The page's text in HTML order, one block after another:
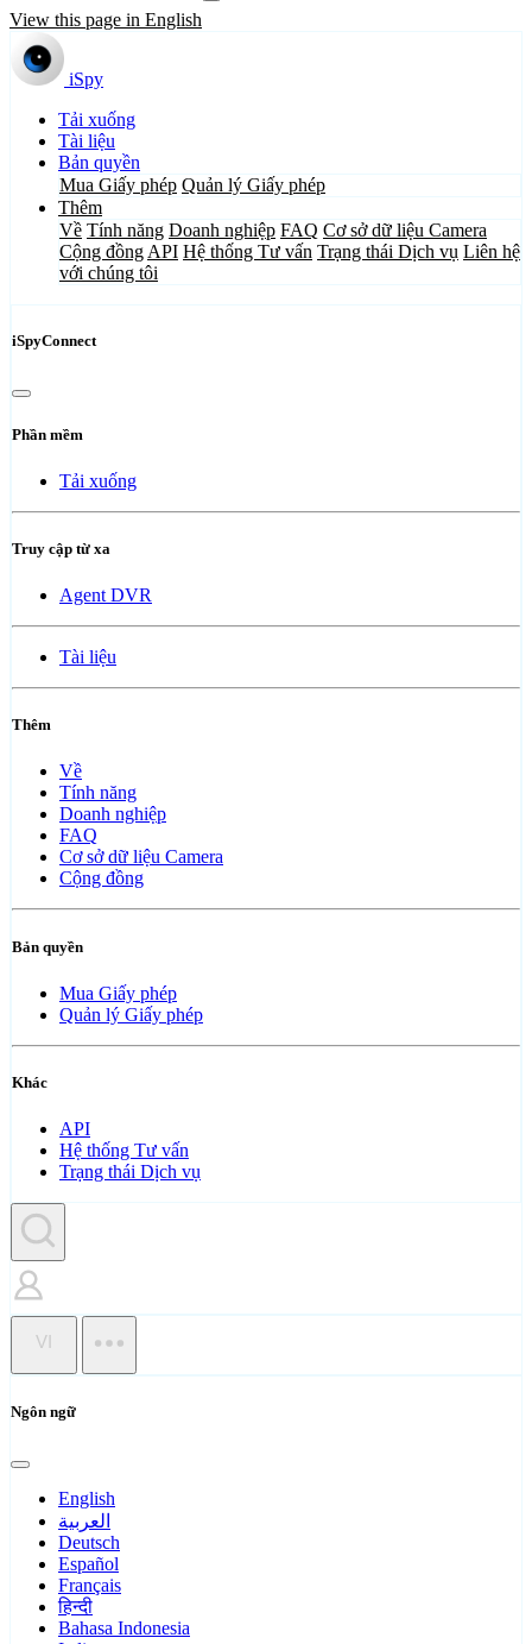
View this page in English
iSpy
Tải xuống
Tài liệu
Bản quyền
Mua Giấy phép Quản lý Giấy phép
Thêm
Về Tính năng Doanh nghiệp FAQ Cơ sở dữ liệu Camera
Cộng đồng API Hệ thống Tư vấn Trạng thái Dịch vụ Liên hệ
với chúng tôi
iSpyConnect
Phần mềm
Tải xuống
Truy cập từ xa
Agent DVR
Tài liệu
Thêm
Về
Tính năng
Doanh nghiệp
FAQ
Cơ sở dữ liệu Camera
Cộng đồng
Bản quyền
Mua Giấy phép
Quản lý Giấy phép
Khác
API
Hệ thống Tư vấn
Trạng thái Dịch vụ
VI
Ngôn ngữ
English
العربية
Deutsch
Español
Français
हिन्दी
Bahasa Indonesia